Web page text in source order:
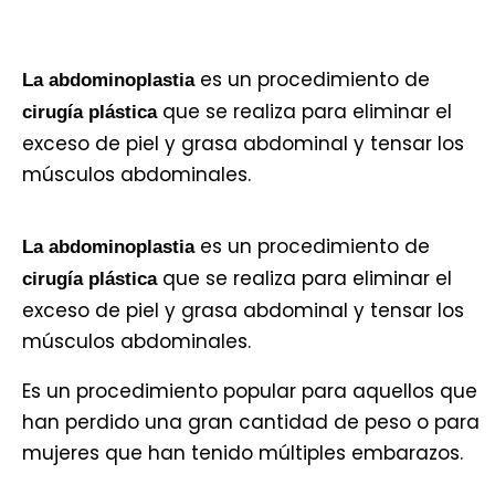
La abdominoplastiaes un procedimiento de
cirugía plásticaque se realiza para eliminar el
exceso de piel y grasa abdominal y tensar los
músculos abdominales.
La abdominoplastiaes un procedimiento de
cirugía plásticaque se realiza para eliminar el
exceso de piel y grasa abdominal y tensar los
músculos abdominales.
Es un procedimiento popular para aquellos que
han perdido una gran cantidad de peso o para
mujeres que han tenido múltiples embarazos.